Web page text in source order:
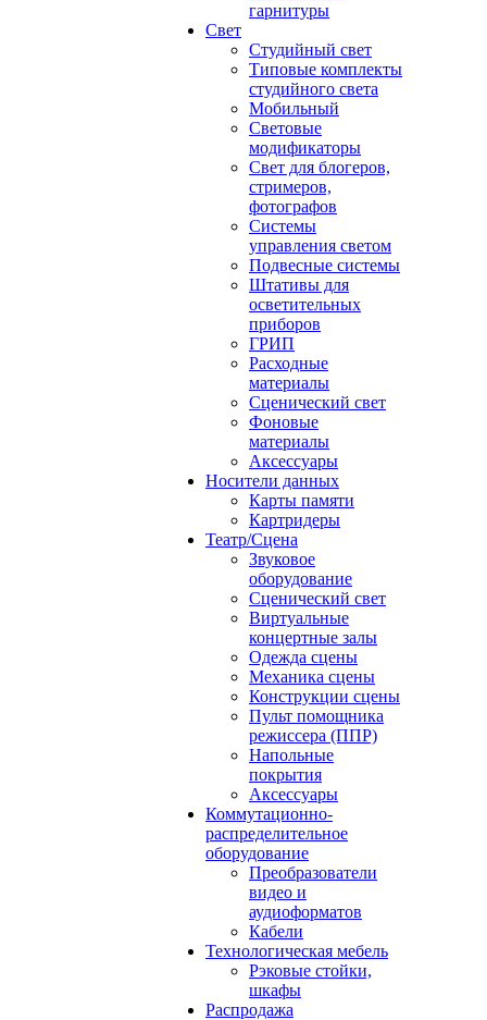
гарнитуры
Свет
Студийный свет
Типовые комплекты
студийного света
Мобильный
Световые
модификаторы
Свет для блогеров,
стримеров,
фотографов
Системы
управления светом
Подвесные системы
Штативы для
осветительных
приборов
ГРИП
Расходные
материалы
Сценический свет
Фоновые
материалы
Аксессуары
Носители данных
Карты памяти
Картридеры
Театр/Сцена
Звуковое
оборудование
Сценический свет
Виртуальные
концертные залы
Одежда сцены
Механика сцены
Конструкции сцены
Пульт помощника
режиссера (ППР)
Напольные
покрытия
Аксессуары
Коммутационно-
распределительное
оборудование
Преобразователи
видео и
аудиоформатов
Кабели
Технологическая мебель
Рэковые стойки,
шкафы
Распродажа